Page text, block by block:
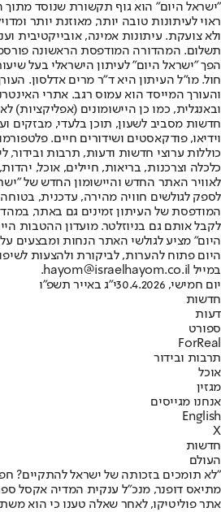
"ישראל היום" הוא גוף תקשורת שנוסד מתוך
ראוי לעיתונות טובה יותר, מאוזנת יותר
ולא צועקת. עיתונות אמינה, אובייקטיבית
הפך "ישראל היום" לעיתון הישראלי בעל
חול. מו"ל העיתון היא ד"ר מרים אדלסון.
והעורך המייסד הוא עמוס רגב. אתרי
חדשות מסביב לשעון, תוכן בלעדי, מבזקים
וידיאו, פודקאסטים ושידורים חיים.
כוללות ערוצי חדשות ודעות, תרבות ובידור,
לאוויר האתר החדש והיישומון החדש של
לספק לגולשים חוויה מהירה, עדכנית,
המודפסת של העיתון זמינים גם באתר,
לקבל אותם גם בניוזלטר. מועדון ההטבות
היום" מציע לגולשי האתר הנחות ומבצעים
היום פתוח להערות, לביקורת ולהצעות
במייל hayom@israelhayom.co.il.
יום חמישי, 30.4.2026
י"ג באייר תשפ"ו
חדשות
דעות
ספורט
ForReal
תרבות ובידור
אוכל
מגזין
אנחנו מגייסים
English
X
חדשות
העולם
"לא תומכים בזכותה של ישראל להתקיים?
מתיאס דופנר, מנכ"ל ענקית המדיה אקסל
אתר פוליטיקו, לאחר שאלה טענו כי הוא